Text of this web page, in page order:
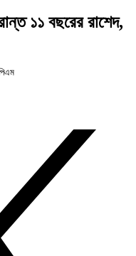
১১ বছরের রাশেদ,